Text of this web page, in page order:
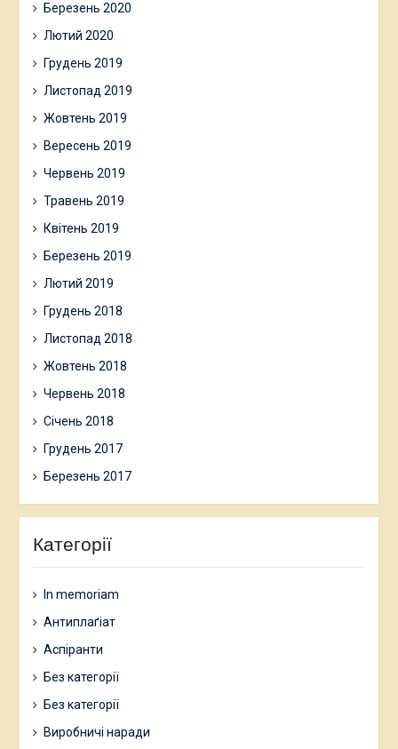
Березень 2020
Лютий 2020
Грудень 2019
Листопад 2019
Жовтень 2019
Вересень 2019
Червень 2019
Травень 2019
Квітень 2019
Березень 2019
Лютий 2019
Грудень 2018
Листопад 2018
Жовтень 2018
Червень 2018
Січень 2018
Грудень 2017
Березень 2017
Категорії
In memoriam
Антиплаґіат
Аспіранти
Без категорії
Без категорії
Виробничі наради